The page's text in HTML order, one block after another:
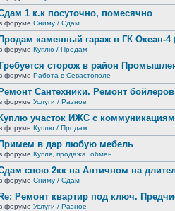
1 к.к посуточно, помесячно
форуме Сниму / Сдам
Продам каменный гараж в ГК Океан-4
форуме Куплю / Продам
сторож в район
форуме Работа в Севастополе
Ремонт Сантехники. Ремонт
форуме Услуги / Разное
Куплю участок ИЖС с
форуме Куплю / Продам
Примем в дар любую мебель
форуме Купля, продажа, обмен
свою 2кк на Античном на
форуме Сниму / Сдам
Re: Ремонт квартир под ключ.
форуме Услуги / Разное